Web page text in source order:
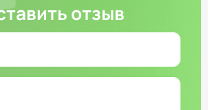
отзыв